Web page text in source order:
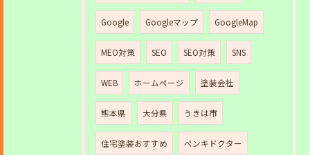
Google Googleマップ GoogleMap
MEO対策 SEO SEO対策 SNS
WEB ホームページ 塗装会社
熊本県 大分県 うきは市
住宅塗装おすすめ ペンキドクター